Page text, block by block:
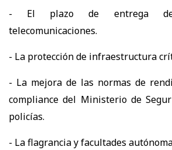
- El plazo de entrega
telecomunicaciones.
- La protección de infraestructura
- La mejora de las normas de
compliance del Ministerio de
policías.
- La flagrancia y facultades